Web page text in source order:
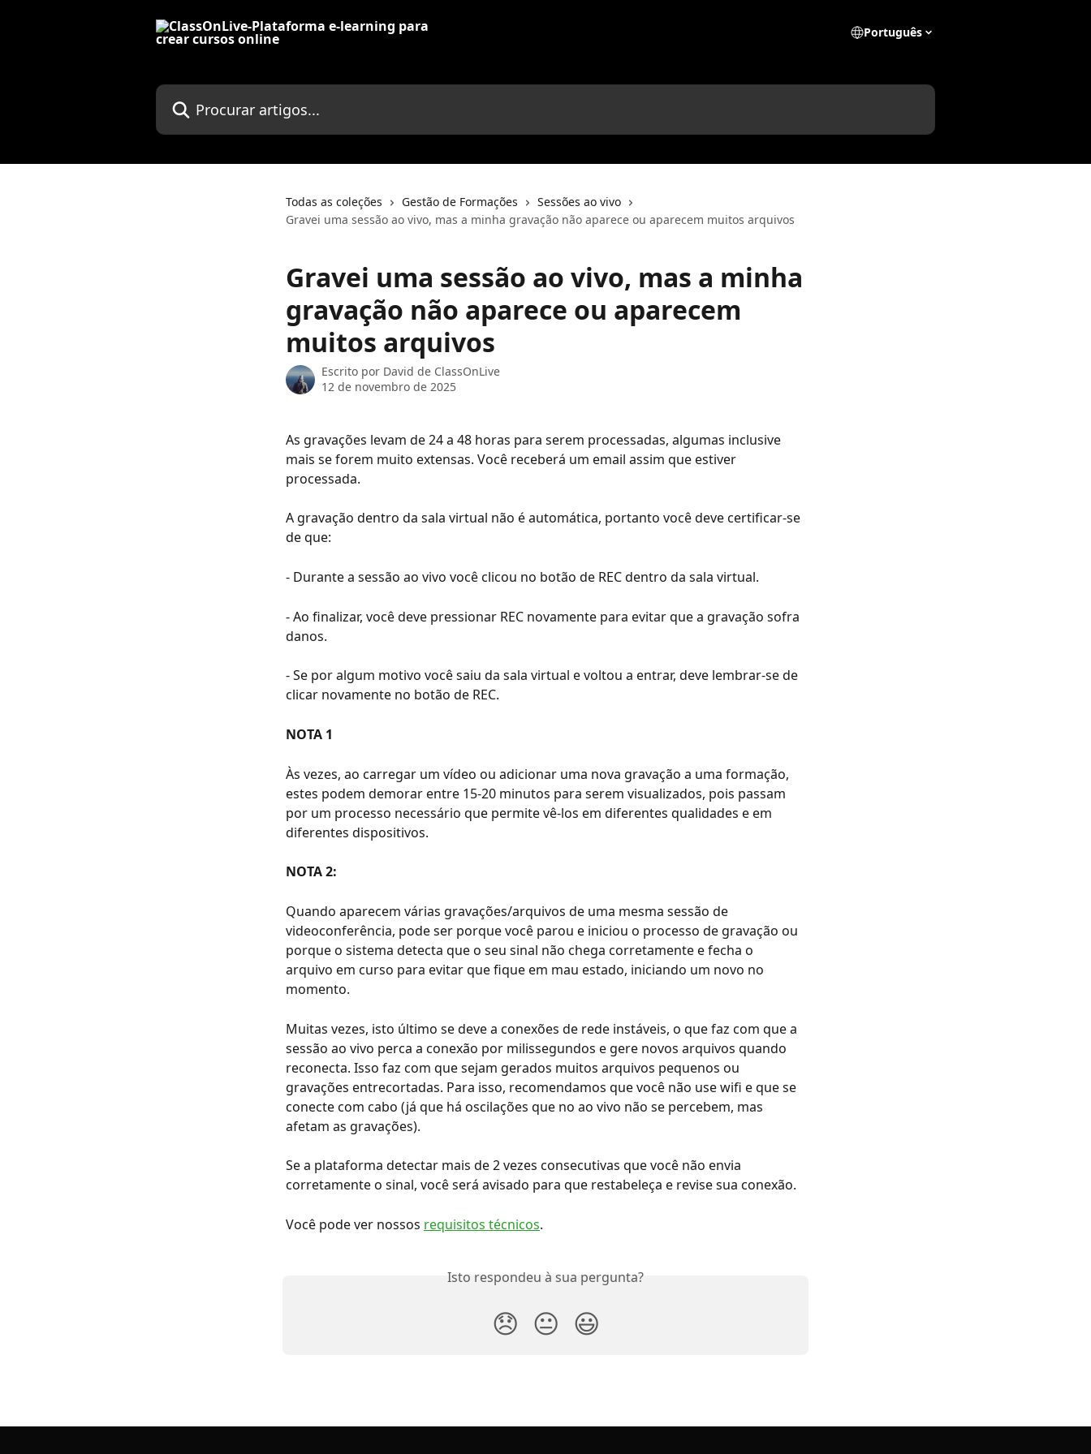
Português
Procurar artigos...
Todas as coleções Gestão de Formações
Sessões ao vivo
Gravei uma sessão ao vivo, mas a minha gravação não aparece ou aparecem muitos arquivos
Gravei uma sessão ao vivo, mas a minha
gravação não aparece ou aparecem
muitos arquivos
Escrito por David de ClassOnLive
12 de novembro de 2025
As gravações levam de 24 a 48 horas para serem processadas, algumas inclusive
mais se forem muito extensas. Você receberá um email assim que estiver
processada.
A gravação dentro da sala virtual não é automática, portanto você deve certificar-se
de que:
- Durante a sessão ao vivo você clicou no botão de REC dentro da sala virtual.
- Ao finalizar, você deve pressionar REC novamente para evitar que a gravação sofra
danos.
- Se por algum motivo você saiu da sala virtual e voltou a entrar, deve lembrar-se de
clicar novamente no botão de REC.
NOTA 1
Às vezes, ao carregar um vídeo ou adicionar uma nova gravação a uma formação,
estes podem demorar entre 15-20 minutos para serem visualizados, pois passam
por um processo necessário que permite vê-los em diferentes qualidades e em
diferentes dispositivos.
NOTA 2:
Quando aparecem várias gravações/arquivos de uma mesma sessão de
videoconferência, pode ser porque você parou e iniciou o processo de gravação ou
porque o sistema detecta que o seu sinal não chega corretamente e fecha o
arquivo em curso para evitar que fique em mau estado, iniciando um novo no
momento.
Muitas vezes, isto último se deve a conexões de rede instáveis, o que faz com que a
sessão ao vivo perca a conexão por milissegundos e gere novos arquivos quando
reconecta. Isso faz com que sejam gerados muitos arquivos pequenos ou
gravações entrecortadas. Para isso, recomendamos que você não use wifi e que se
conecte com cabo (já que há oscilações que no ao vivo não se percebem, mas
afetam as gravações).
Se a plataforma detectar mais de 2 vezes consecutivas que você não envia
corretamente o sinal, você será avisado para que restabeleça e revise sua conexão.
Você pode ver nossos requisitos técnicos.
Isto respondeu à sua pergunta?
😞 😐 😃